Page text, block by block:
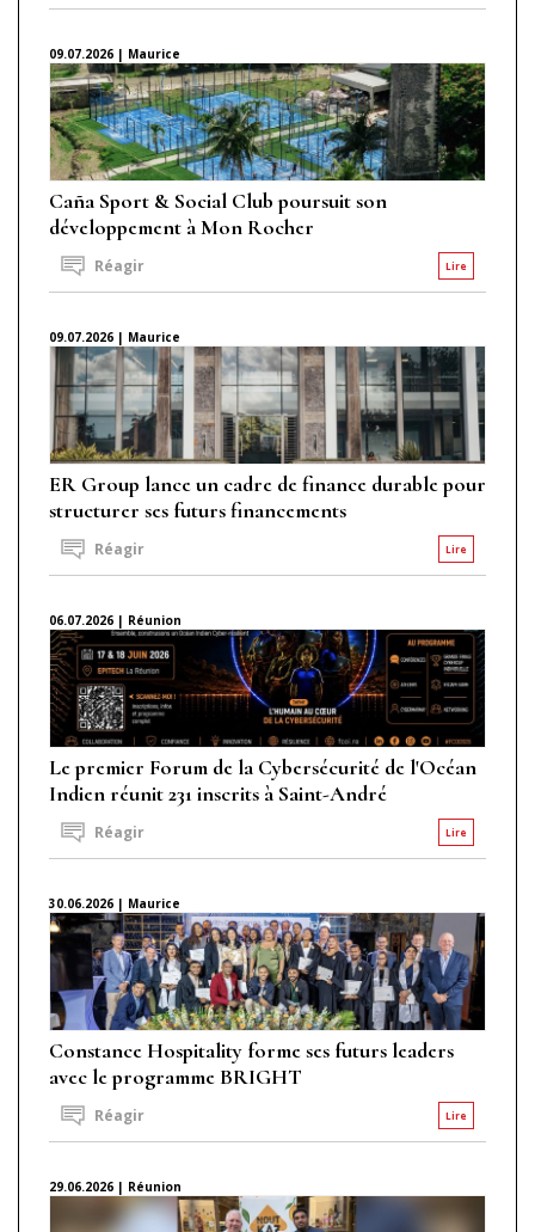
09.07.2026 | Maurice
Caña Sport & Social Club poursuit son
développement à Mon Rocher
Lire
Réagir
09.07.2026 | Maurice
ER Group lance un cadre de finance durable pour
structurer ses futurs financements
Lire
Réagir
06.07.2026 | Réunion
Le premier Forum de la Cybersécurité de l'Océan
Indien réunit 231 inscrits à Saint-André
Lire
Réagir
30.06.2026 | Maurice
Constance Hospitality forme ses futurs leaders
avec le programme BRIGHT
Lire
Réagir
29.06.2026 | Réunion